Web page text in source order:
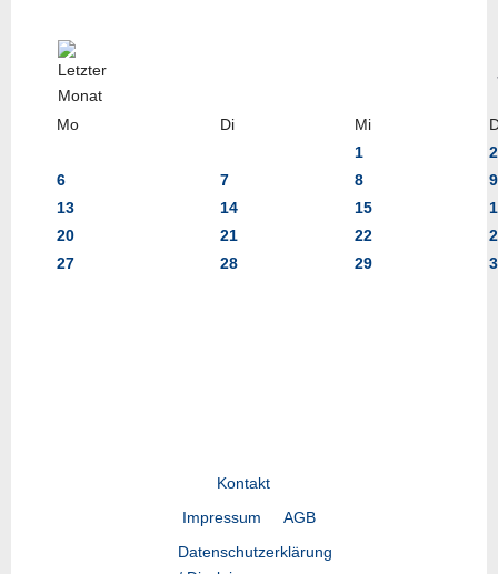
Mo Di Mi
1
2
6
7 8
9
13
14 15
20
21 22
27
28 29
Kontakt
Impressum
AGB
Datenschutzerklärung